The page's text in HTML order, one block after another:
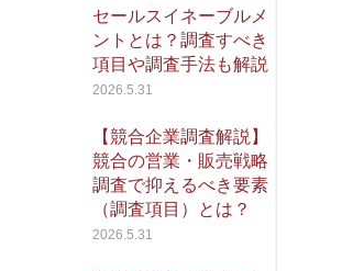
セールスイネーブルメ
ントとは？調査すべき
項目や調査手法も解説
2026.5.31
【競合企業調査解説】
競合の営業・販売戦略
調査で抑えるべき要素
（調査項目）とは？
2026.5.31